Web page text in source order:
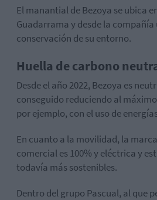
El manantial de Bezoya se ubica
Guadarrama y desde la
conservación de su entorno.
Huella de carbono
Desde el año 2022, Bezoya es
conseguido reduciendo al
por ejemplo, con el uso de
En cuanto a la movilidad, la
comercial es 100% y eléctrica y
todavía más sostenibles.
Dentro del grupo Pascual, al que